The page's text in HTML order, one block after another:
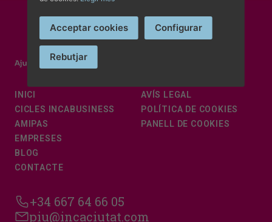
INICI
CICLES INCABUSINESS
AMIPAS
EMPRESES
BLOG
CONTACTE
AVÍS LEGAL
POLÍTICA DE COOKIES
PANELL DE COOKIES
+34 667 64 66 05
piu@incaciutat.com
Acceptar cookies Configurar
Rebutjar